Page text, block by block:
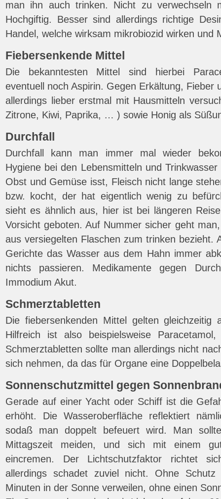
man ihn auch trinken. Nicht zu verwechseln
Hochgiftig. Besser sind allerdings richtige
Handel, welche wirksam mikrobiozid wirken und
Fiebersenkende Mittel
Die bekanntesten Mittel sind hierbei
eventuell noch Aspirin. Gegen Erkältung, Fieber
allerdings lieber erstmal mit Hausmitteln
Zitrone, Kiwi, Paprika, … ) sowie Honig als
Durchfall
Durchfall kann man immer mal wieder
Hygiene bei den Lebensmitteln und
Obst und Gemüse isst, Fleisch nicht lange
bzw. kocht, der hat eigentlich wenig zu
sieht es ähnlich aus, hier ist bei längeren
Vorsicht geboten. Auf Nummer sicher geht
aus versiegelten Flaschen zum trinken bezieht.
Gerichte das Wasser aus dem Hahn immer
nichts passieren. Medikamente gegen
Immodium Akut.
Schmerztabletten
Die fiebersenkenden Mittel gelten gleichzeitig
Hilfreich ist also beispielsweise
Schmerztabletten sollte man allerdings nicht
sich nehmen, da das für Organe eine
Sonnenschutzmittel gegen
Gerade auf einer Yacht oder Schiff ist die
erhöht. Die Wasseroberfläche reflektiert
sodaß man doppelt befeuert wird. Man
Mittagszeit meiden, und sich mit einem
eincremen. Der Lichtschutzfaktor richtet
allerdings schadet zuviel nicht. Ohne
Minuten in der Sonne verweilen, ohne einen